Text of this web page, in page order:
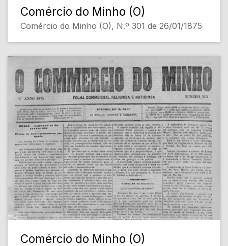
Comércio do Minho (O)
Comércio do Minho (O), N.º 301 de 26/01/1875
Comércio do Minho (O)